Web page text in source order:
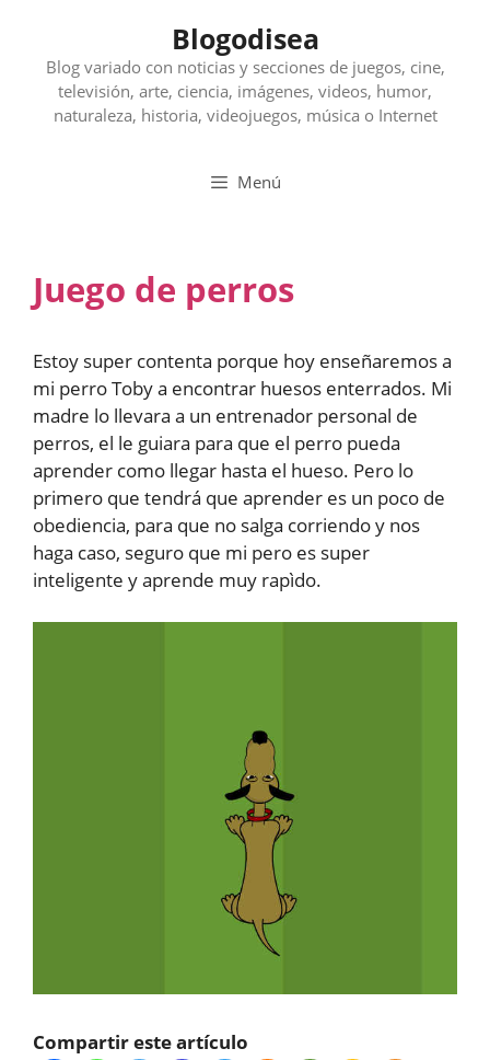
contenido
Blogodisea
Blog variado con noticias y secciones de juegos, cine,
televisión, arte, ciencia, imágenes, videos, humor,
naturaleza, historia, videojuegos, música o Internet
Menú
Juego de perros
Estoy super contenta porque hoy enseñaremos a
mi perro Toby a encontrar huesos enterrados. Mi
madre lo llevara a un entrenador personal de
perros, el le guiara para que el perro pueda
aprender como llegar hasta el hueso. Pero lo
primero que tendrá que aprender es un poco de
obediencia, para que no salga corriendo y nos
haga caso, seguro que mi pero es super
inteligente y aprende muy rapìdo.
Compartir este artículo